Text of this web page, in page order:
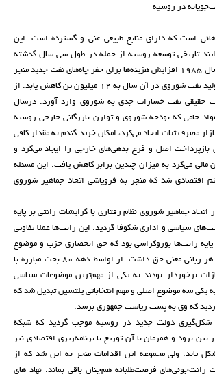
در روسیه
است که دارای منابع طبیعی غنی و گسترده است. این
تاریخی توسعه روسیه از جمله در طول سی سال گذشته
اثر گذاشته است. در سال 1985 افزایش هزینه‌ها برای حفر چاه‌های نفت جدید منجر
به این شد که میزان تولید نفت شوروی در آن سال به 12 میلیون تن کاهش یابد. از
حقیقی نفت خسارات جدی به شوروی وارد آورد. درسال
قیمت مواد خامی که بودجه شوروی و توازن بازرگانی خارجی روسیه
مصرف ثبات ایجاد می‌کرد، امکان خرید گندم به مقدار کافی
بازپرداخت اصل و فرع بدهی‌های خارجی را ایجاد می‌کرد و
مالی می‌کرد به میزان چندین برابر کاهش یافت. این مسئله
اقتصادی شد که منجر به فروپاشی اتحاد جماهیر شوروی
اواسط دهه 1980 در اتحاد جماهیر شوروی نظام رفتاری با گرایشات رانتی بر پایه
سیاسی و اداری شکوفا گردید. این رانت‌ها عملا تفاوتی
رانت‌ها بوروکراسی بود که حق انحصاری حزب و موضوع
سیاسی حزب بود و در هر زبانی معنی حق داشت. از اواسط دهه 80 بحث مبارزه با
برخوردار بودند به یکی از مهم‌ترین موضوعات سیاسی
یکی سه موضوع اصلی و مهم انتخاباتی یلتسین تبدیل شد که
که وی به پست ریاست جمهوری برسد.
شکل‌گیری دولت جدید در روسیه موجب گردید که شبکه
برود و همزمان با آن توزیع با برنامه‌ریزی اقتصادی نیز
یابد. ولی مجموعه این اقدامات منجر به این شد که از
90 حاکمیت رانت‌جوئی‌های فرصت‌طلبانه هم‌چنان باقی بماند. نهاد های